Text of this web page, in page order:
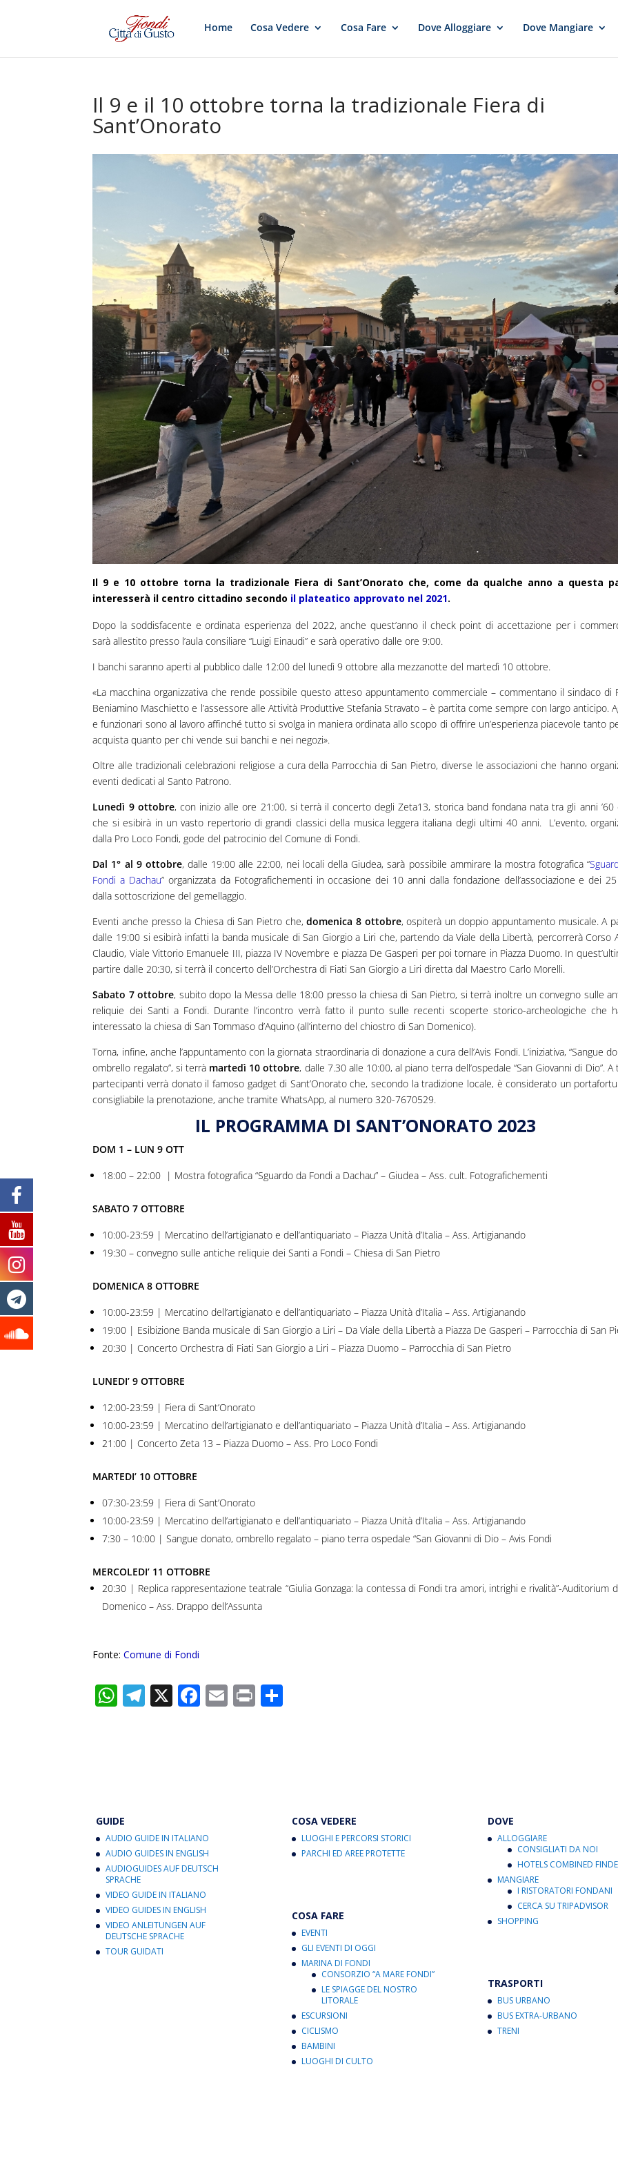
Home Cosa Vedere Cosa Fare Dove Alloggiare Dove Mangiare
Il 9 e il 10 ottobre torna la tradizionale Fiera di
Sant’Onorato
Il 9 e 10 ottobre torna la tradizionale Fiera di Sant’Onorato che, come da qualche anno a questa
interesserà il centro cittadino secondo il plateatico approvato nel 2021.
Dopo la soddisfacente e ordinata esperienza del 2022, anche quest’anno il check point di accettazione per i
sarà allestito presso l’aula consiliare “Luigi Einaudi” e sarà operativo dalle ore 9:00.
I banchi saranno aperti al pubblico dalle 12:00 del lunedì 9 ottobre alla mezzanotte del martedì 10 ottobre.
«La macchina organizzativa che rende possibile questo atteso appuntamento commerciale – commentano il sindaco di
Beniamino Maschietto e l’assessore alle Attività Produttive Stefania Stravato – è partita come sempre con largo anticipo.
e funzionari sono al lavoro affinché tutto si svolga in maniera ordinata allo scopo di offrire un’esperienza piacevole tanto
acquista quanto per chi vende sui banchi e nei negozi».
Oltre alle tradizionali celebrazioni religiose a cura della Parrocchia di San Pietro, diverse le associazioni che hanno
eventi dedicati al Santo Patrono.
Lunedì 9 ottobre, con inizio alle ore 21:00, si terrà il concerto degli Zeta13, storica band fondana nata tra gli anni ’60
che si esibirà in un vasto repertorio di grandi classici della musica leggera italiana degli ultimi 40 anni. L’evento,
dalla Pro Loco Fondi, gode del patrocinio del Comune di Fondi.
Dal 1° al 9 ottobre, dalle 19:00 alle 22:00, nei locali della Giudea, sarà possibile ammirare la mostra fotografica “
Fondi a Dachau” organizzata da Fotografichementi in occasione dei 10 anni dalla fondazione dell’associazione e dei
dalla sottoscrizione del gemellaggio.
Eventi anche presso la Chiesa di San Pietro che, domenica 8 ottobre, ospiterà un doppio appuntamento musicale. A
dalle 19:00 si esibirà infatti la banda musicale di San Giorgio a Liri che, partendo da Viale della Libertà, percorrerà Corso
Claudio, Viale Vittorio Emanuele III, piazza IV Novembre e piazza De Gasperi per poi tornare in Piazza Duomo. In
partire dalle 20:30, si terrà il concerto dell’Orchestra di Fiati San Giorgio a Liri diretta dal Maestro Carlo Morelli.
Sabato 7 ottobre, subito dopo la Messa delle 18:00 presso la chiesa di San Pietro, si terrà inoltre un convegno sulle
reliquie dei Santi a Fondi. Durante l’incontro verrà fatto il punto sulle recenti scoperte storico-archeologiche che
interessato la chiesa di San Tommaso d’Aquino (all’interno del chiostro di San Domenico).
Torna, infine, anche l’appuntamento con la giornata straordinaria di donazione a cura dell’Avis Fondi. L’iniziativa, “Sangue
ombrello regalato”, si terrà martedì 10 ottobre, dalle 7.30 alle 10:00, al piano terra dell’ospedale “San Giovanni di Dio”.
partecipanti verrà donato il famoso gadget di Sant’Onorato che, secondo la tradizione locale, è considerato un
consigliabile la prenotazione, anche tramite WhatsApp, al numero 320-7670529.
IL PROGRAMMA DI SANT’ONORATO 2023
DOM 1 – LUN 9 OTT
18:00 – 22:00 | Mostra fotografica “Sguardo da Fondi a Dachau” – Giudea – Ass. cult. Fotografichementi
SABATO 7 OTTOBRE
10:00-23:59 | Mercatino dell’artigianato e dell’antiquariato – Piazza Unità d’Italia – Ass. Artigianando
19:30 – convegno sulle antiche reliquie dei Santi a Fondi – Chiesa di San Pietro
DOMENICA 8 OTTOBRE
10:00-23:59 | Mercatino dell’artigianato e dell’antiquariato – Piazza Unità d’Italia – Ass. Artigianando
19:00 | Esibizione Banda musicale di San Giorgio a Liri – Da Viale della Libertà a Piazza De Gasperi – Parrocchia di San
20:30 | Concerto Orchestra di Fiati San Giorgio a Liri – Piazza Duomo – Parrocchia di San Pietro
LUNEDI’ 9 OTTOBRE
12:00-23:59 | Fiera di Sant’Onorato
10:00-23:59 | Mercatino dell’artigianato e dell’antiquariato – Piazza Unità d’Italia – Ass. Artigianando
21:00 | Concerto Zeta 13 – Piazza Duomo – Ass. Pro Loco Fondi
MARTEDI’ 10 OTTOBRE
07:30-23:59 | Fiera di Sant’Onorato
10:00-23:59 | Mercatino dell’artigianato e dell’antiquariato – Piazza Unità d’Italia – Ass. Artigianando
7:30 – 10:00 | Sangue donato, ombrello regalato – piano terra ospedale “San Giovanni di Dio – Avis Fondi
MERCOLEDI’ 11 OTTOBRE
20:30 | Replica rappresentazione teatrale “Giulia Gonzaga: la contessa di Fondi tra amori, intrighi e rivalità”-Auditorium
Domenico – Ass. Drappo dell’Assunta
Fonte:Comune di Fondi
W
p
T X F
k
E Pr
GUIDE
AUDIO GUIDE IN ITALIANO
AUDIO GUIDES IN ENGLISH
AUDIOGUIDES AUF DEUTSCH
SPRACHE
VIDEO GUIDE IN ITALIANO
VIDEO GUIDES IN ENGLISH
VIDEO ANLEITUNGEN AUF
DEUTSCHE SPRACHE
TOUR GUIDATI
COSA VEDERE
LUOGHI E PERCORSI STORICI
PARCHI ED AREE PROTETTE
COSA FARE
EVENTI
GLI EVENTI DI OGGI
MARINA DI FONDI
CONSORZIO “A MARE FONDI”
LE SPIAGGE DEL NOSTRO
LITORALE
ESCURSIONI
CICLISMO
BAMBINI
LUOGHI DI CULTO
DOVE
ALLOGGIARE
CONSIGLIATI DA NOI
HOTELS COMBINED
MANGIARE
I RISTORATORI FONDANI
CERCA SU TRIPADVISOR
SHOPPING
TRASPORTI
BUS URBANO
BUS EXTRA-URBANO
TRENI